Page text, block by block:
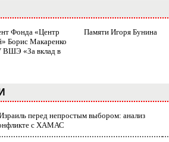
Фонда «Центр
Борис Макаренко
«За вклад в
Памяти Игоря Бунина
перед непростым выбором: анализ
с ХАМАС